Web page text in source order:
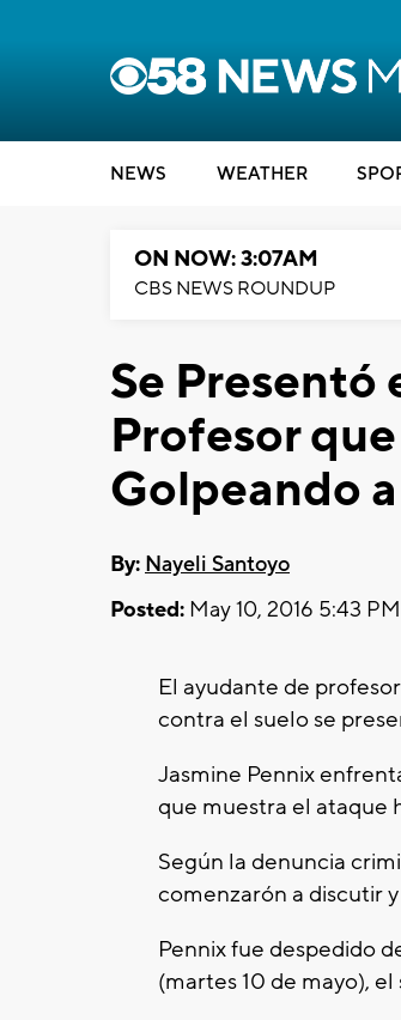
NEWS WEATHER
ON NOW: 3:07AM
CBS NEWS ROUNDUP
Se Presentó
Profesor
Golpeando
By: Nayeli Santoyo
Posted: May 10, 2016 5:43
El ayudante de
contra el suelo se
Jasmine Pennix
que muestra el ataque
Según la denuncia
comenzarón a discutir
Pennix fue despedido
(martes 10 de mayo),